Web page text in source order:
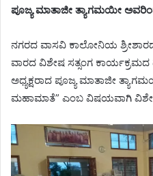
ಪೂಜ್ಯ ಮಾತಾಜೀ ತ್ಯಾಗಮಯೀ
ನಗರದ ವಾಸವಿ ಕಾಲೋನಿಯ
ವಾರದ ವಿಶೇಷ ಸತ್ಸಂಗ ಕಾರ್ಯಕ್ರಮದ
ಅಧ್ಯಕ್ಷರಾದ ಪೂಜ್ಯ ಮಾತಾಜೀ
ಮಹಾಮಾತೆ” ಎಂಬ ವಿಷಯವಾಗಿ ವಿಶೇಷ